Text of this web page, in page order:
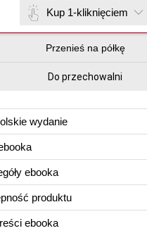
Kup 1-kliknięciem
Przenieś na półkę
Do przechowalni
wydanie
ebooka
produktu
ebooka